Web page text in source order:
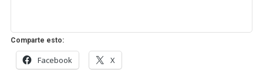
Comparte esto:
Facebook X